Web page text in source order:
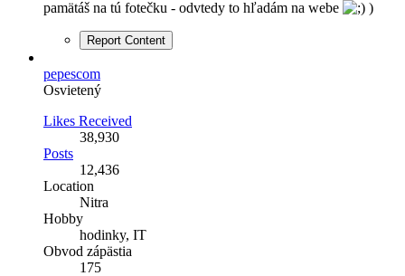
pamätáš na tú fotečku - odvtedy to hľadám na webe
)
Report Content
pepescom
Osvietený
Likes Received
38,930
Posts
12,436
Location
Nitra
Hobby
hodinky, IT
Obvod zápästia
175